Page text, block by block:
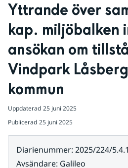
Yttrande över
kap. miljöbalken
ansökan om
Vindpark
kommun
Uppdaterad 25 juni 2025
Publicerad 25 juni 2025
Diarienummer: 2025/224/5.4.1
Avsändare: Galileo